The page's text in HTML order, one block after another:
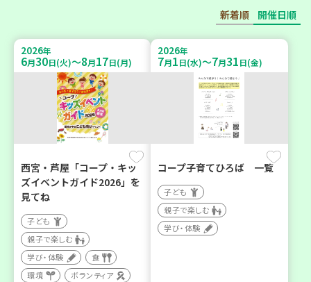
新着順 開催日順
2026年
6月30日(火)～8月17日(月)
西宮・芦屋「コープ・キッ
ズイベントガイド2026」を
見てね
子ども
親子で楽しむ
学び・体験
食
環境
ボランティア
2026年
7月1日(水)～7月31日(金)
コープ子育てひろば 一覧
子ども
親子で楽しむ
学び・体験